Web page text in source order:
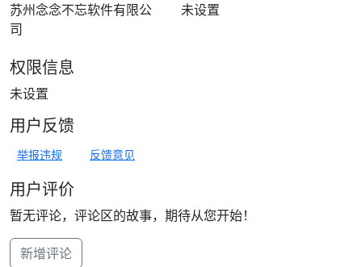
苏州念念不忘软件有限公
司
未设置
权限信息
未设置
用户反馈
举报违规 反馈意见
用户评价
暂无评论，评论区的故事，期待从您开始！
新增评论